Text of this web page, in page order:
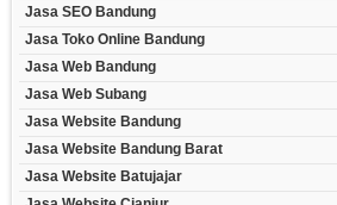
Jasa SEO Bandung
Jasa Toko Online Bandung
Jasa Web Bandung
Jasa Web Subang
Jasa Website Bandung
Jasa Website Bandung Barat
Jasa Website Batujajar